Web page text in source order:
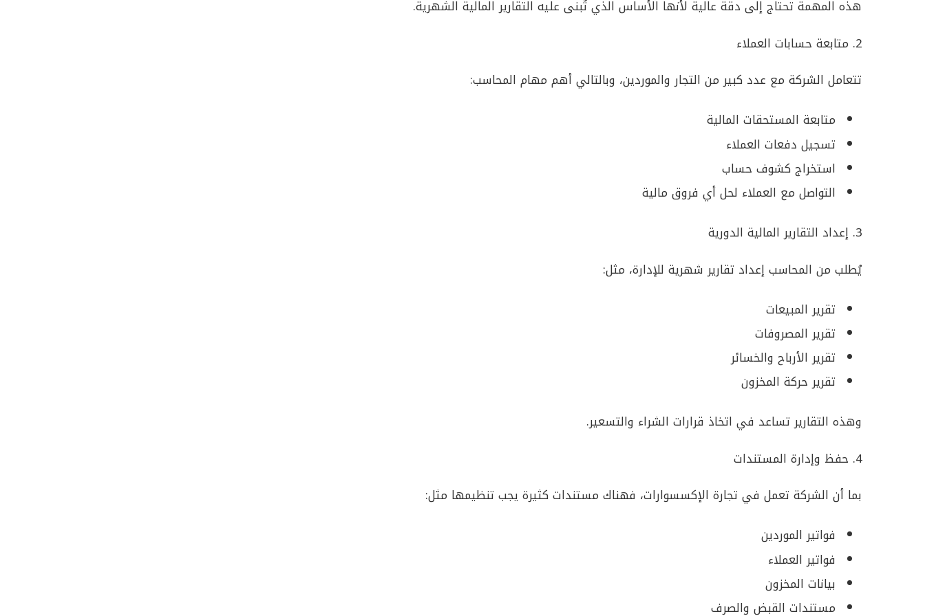
هذه المهمة تحتاج إلى دقة عالية لأنها الأساس الذي تُبنى عليه التقارير المالية الشهرية.
2. متابعة حسابات العملاء
تتعامل الشركة مع عدد كبير من التجار والموردين، وبالتالي أهم مهام المحاسب:
متابعة المستحقات المالية
تسجيل دفعات العملاء
استخراج كشوف حساب
التواصل مع العملاء لحل أي فروق مالية
3. إعداد التقارير المالية الدورية
يُطلب من المحاسب إعداد تقارير شهرية للإدارة، مثل:
تقرير المبيعات
تقرير المصروفات
تقرير الأرباح والخسائر
تقرير حركة المخزون
وهذه التقارير تساعد في اتخاذ قرارات الشراء والتسعير.
4. حفظ وإدارة المستندات
بما أن الشركة تعمل في تجارة الإكسسوارات، فهناك مستندات كثيرة يجب تنظيمها مثل:
فواتير الموردين
فواتير العملاء
بيانات المخزون
مستندات القبض والصرف